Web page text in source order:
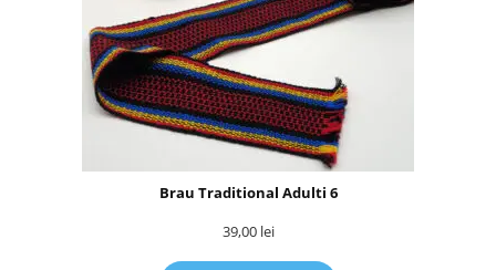
Brau Traditional Adulti 6
39,00 lei